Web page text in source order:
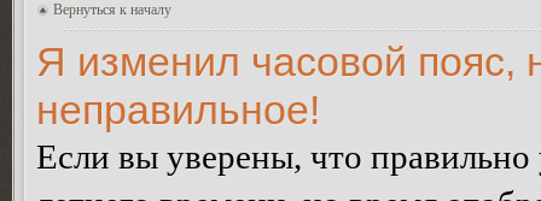
Вернуться к началу
Я изменил часовой пояс,
неправильное!
Если вы уверены, что правильно